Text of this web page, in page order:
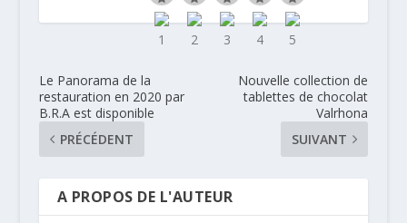
Le Panorama de la
restauration en 2020 par
B.R.A est disponible
PRÉCÉDENT
Nouvelle collection de
tablettes de chocolat
Valrhona
SUIVANT
A PROPOS DE L'AUTEUR